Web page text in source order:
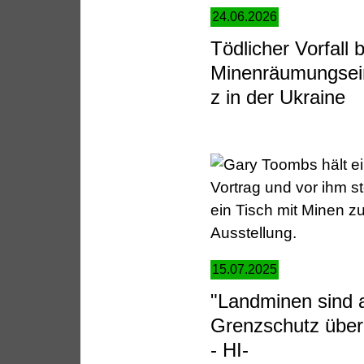
24.06.2026
Tödlicher Vorfall
z in der Ukraine
15.07.2025
"Landminen sind
Grenzschutz
- HI-